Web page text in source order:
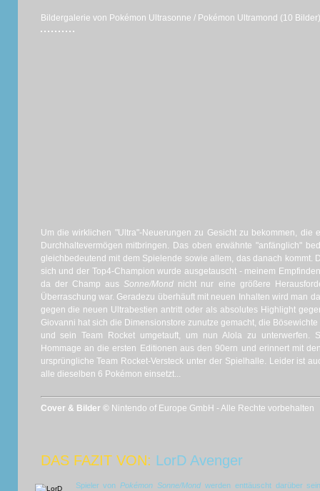
Bildergalerie von Pokémon Ultrasonne / Pokémon Ultramond (10 Bilder)
Um die wirklichen "Ultra"-Neuerungen zu Gesicht zu bekommen, die
Durchhaltevermögen mitbringen. Das oben erwähnte "anfänglich"
gleichbedeutend mit dem Spielende sowie allem, das danach kommt.
sich und der Top4-Champion wurde ausgetauscht - meinem
da der Champ aus Sonne/Mond nicht nur eine größere
Überraschung war. Geradezu überhäuft mit neuen Inhalten wird man
gegen die neuen Ultrabestien antritt oder als absolutes Highlight
Giovanni hat sich die Dimensionstore zunutze gemacht, die
und sein Team Rocket umgetauft, um nun Alola zu unterwerfen.
Hommage an die ersten Editionen aus den 90ern und erinnert mit
ursprüngliche Team Rocket-Versteck unter der Spielhalle. Leider ist
alle dieselben 6 Pokémon einsetzt...
Cover & Bilder © Nintendo of Europe GmbH - Alle Rechte vorbehalten
DAS FAZIT VON: LorD Avenger
Spieler vonPokémon Sonne/Mond werden enttäuscht darüber